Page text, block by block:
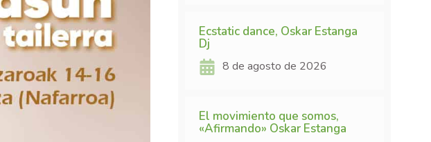
Ecstatic dance, Oskar Estanga
Dj
8 de agosto de 2026
El movimiento que somos,
«Afirmando» Oskar Estanga